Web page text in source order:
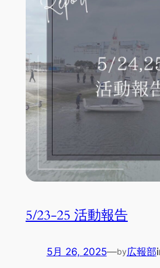
5/23-25 活動報告
5月 26, 2025—by広報部